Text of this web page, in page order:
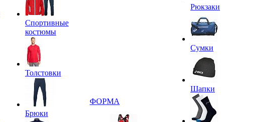
Спортивные
костюмы
Толстовки
Брюки
ФОРМА
Рюкзаки
Сумки
Шапки